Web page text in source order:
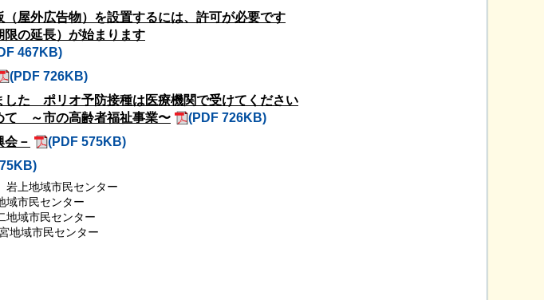
屋外広告物）を設置するには、許可が必要です
の延長）が始まります
467KB)
(PDF 726KB)
した ポリオ予防接種は医療機関で受けてください
て ～市の高齢者福祉事業〜
(PDF 726KB)
－
(PDF 575KB)
上地域市民センター
域市民センター
域市民センター
地域市民センター